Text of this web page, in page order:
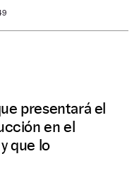
presentará el
en el
que lo